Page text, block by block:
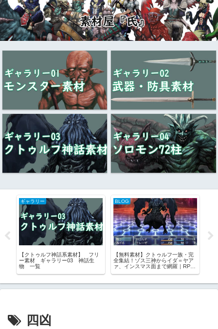
ギャラリー
【クトゥルフ神話系素材】 フリ
ー素材 ギャラリー03 神話生
物 一覧
BLOG
【無料素材】クトゥルフ一族・完
全集結！ゾス三神からイダ＝ヤア
ァ、インスマス面まで網羅｜RPG
四凶